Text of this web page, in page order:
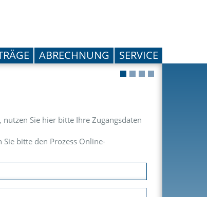
ABRECHNUNG SERVICE
Sie hier bitte Ihre Zugangsdaten
bitte den Prozess Online-